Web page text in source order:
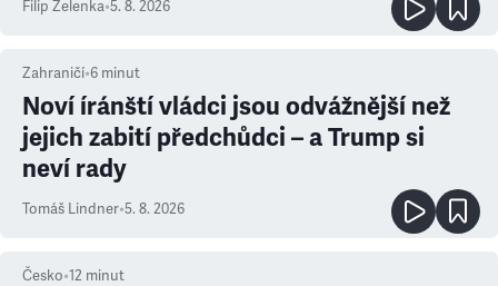
Filip Zelenka•5. 8. 2026
Zahraničí•6 minut
Noví íránští vládci jsou odvážnější než
jejich zabití předchůdci – a Trump si
neví rady
Tomáš Lindner•5. 8. 2026
Česko•12 minut